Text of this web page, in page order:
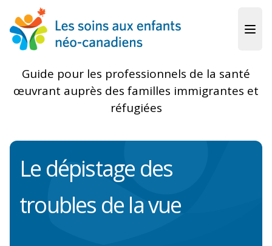
Guide pour les professionnels de la santé
œuvrant auprès des familles immigrantes et
réfugiées
Le dépistage des
troubles de la vue